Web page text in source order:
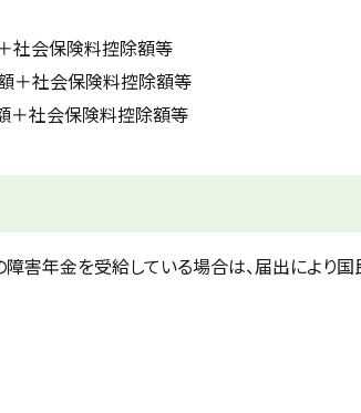
社会保険料控除額等
社会保険料控除額等
社会保険料控除額等
害年金を受給している場合は、届出により